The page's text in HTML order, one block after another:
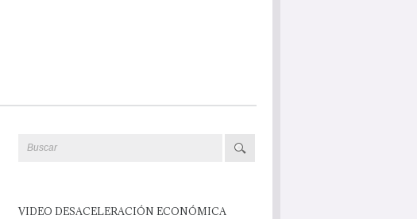
VIDEO DESACELERACIÓN ECONÓMICA